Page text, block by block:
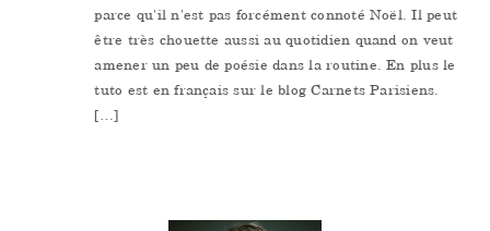
parce qu'il n'est pas forcément connoté Noël. Il peut
être très chouette aussi au quotidien quand on veut
amener un peu de poésie dans la routine. En plus le
tuto est en français sur le blog Carnets Parisiens.
[…]